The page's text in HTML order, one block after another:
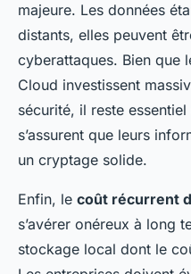
majeure. Les données
distants, elles peuvent
cyberattaques. Bien que
Cloud investissent
sécurité, il reste
s’assurent que leurs
un cryptage solide.
Enfin, le coût récurrent
s’avérer onéreux à long
stockage local dont le